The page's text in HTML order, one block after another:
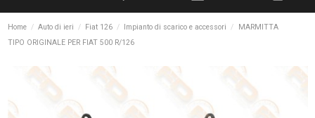
Home Auto di ieri Fiat 126 Impianto di scarico e accessori
MARMITTA
TIPO ORIGINALE PER FIAT 500 R/126